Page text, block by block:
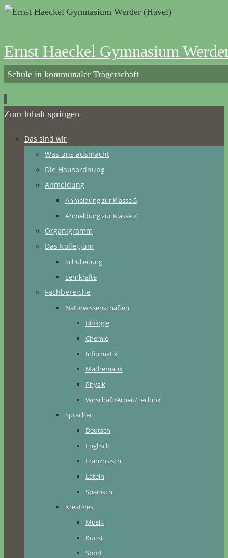
Ernst Haeckel Gymnasium
Schule in kommunaler Trägerschaft
Zum Inhalt springen
Das sind wir
Was uns ausmacht
Die Hausordnung
Anmeldung
Anmeldung zur Klasse 5
Anmeldung zur Klasse 7
Organigramm
Das Kollegium
Schulleitung
Lehrkräfte
Fachbereiche
Naturwissenschaften
Biologie
Chemie
Informatik
Mathematik
Physik
Wirschaft/Arbeit/Technik
Sprachen
Deutsch
Englisch
Französisch
Latein
Spanisch
Kreatives
Musik
Kunst
Sport